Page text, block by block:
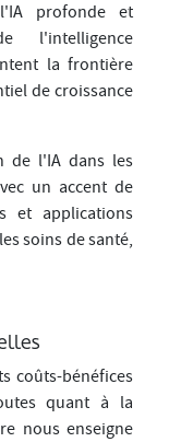
profonde et
l'intelligence
la frontière
de croissance
de l'IA dans les
un accent de
et applications
soins de santé,
coûts-bénéfices
quant à la
nous enseigne